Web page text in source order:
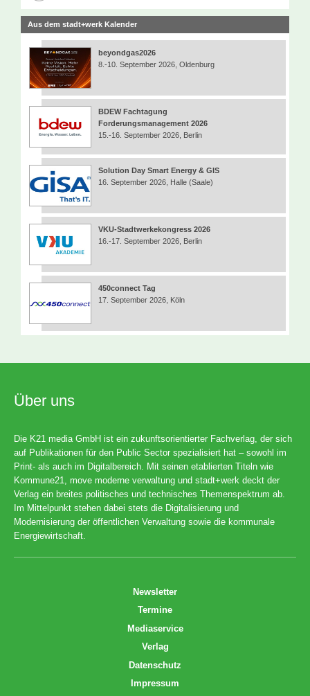
Aus dem stadt+werk Kalender
beyondgas2026
8.-10. September 2026, Oldenburg
BDEW Fachtagung
Forderungsmanagement 2026
15.-16. September 2026, Berlin
Solution Day Smart Energy & GIS
16. September 2026, Halle (Saale)
VKU-Stadtwerkekongress 2026
16.-17. September 2026, Berlin
450connect Tag
17. September 2026, Köln
Über uns
Die K21 media GmbH ist ein zukunftsorientierter Fachverlag, der sich
auf Publikationen für den Public Sector spezialisiert hat – sowohl im
Print- als auch im Digitalbereich. Mit seinen etablierten Titeln wie
Kommune21, move moderne verwaltung und stadt+werk deckt der
Verlag ein breites politisches und technisches Themenspektrum ab.
Im Mittelpunkt stehen dabei stets die Digitalisierung und
Modernisierung der öffentlichen Verwaltung sowie die kommunale
Energiewirtschaft.
Newsletter
Termine
Mediaservice
Verlag
Datenschutz
Impressum